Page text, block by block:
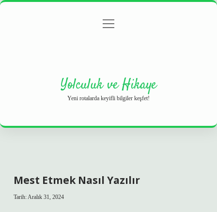
Gizlilik Politikası
menüyü
Yolculuk ve Hikaye
Yeni rotalarda keyifli bilgiler keşfet!
Mest Etmek Nasıl Yazılır
Tarih: Aralık 31, 2024